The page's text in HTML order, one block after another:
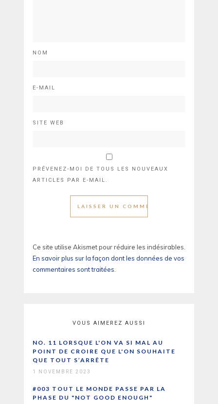
NOM
E-MAIL
SITE WEB
PRÉVENEZ-MOI DE TOUS LES NOUVEAUX
ARTICLES PAR E-MAIL.
Ce site utilise Akismet pour réduire les indésirables.
En savoir plus sur la façon dont les données de vos
commentaires sont traitées
VOUS AIMEREZ AUSSI
NO. 11 LORSQUE L'ON VA SI MAL AU
POINT DE CROIRE QUE L'ON SOUHAITE
QUE TOUT S’ARRÊTE
1 NOVEMBRE 2023
#003 TOUT LE MONDE PASSE PAR LA
PHASE DU "NOT GOOD ENOUGH"